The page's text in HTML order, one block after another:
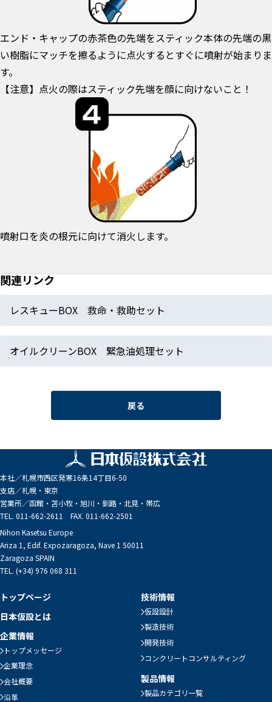
エンド・キャップの赤茶色の先端をスティック本体の先端の黒
い樹脂にマッチを擦るように点火するとすぐに噴射が始まりま
す。
【注意】点火の際はスティック先端を顔に向けないこと！
噴射口を炎の根元に向けて消火します。
関連リンク
レスキューBOX 救命・救助セット
オイルクリーンBOX 緊急油処理セット
戻る
本社／札幌市西区発寒16条14丁目6-50
支店／札幌・東京
営業所／函館・苫小牧・旭川・釧路・北見・帯広
TEL. 011-662-2611 FAX. 011-662-2501
Nihon Kasetsu Europe
Ariza 1, Edif. Expozaragoza, Nave 1 50011
Zaragoza SPAIN
TEL. (+34) 976 068 311
トップページ
日本仮設とは
企業情報
トップメッセージ
企業理念
会社概要
沿革
技術情報
仮設設計
製造技術
開発技術
コンクリートコンサルティング
製品情報
製品カテゴリ一覧